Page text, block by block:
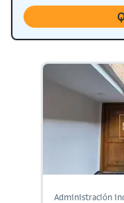
Administración